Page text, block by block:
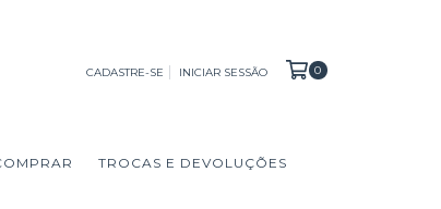
CADASTRE-SE INICIAR SESSÃO 0
TROCAS E DEVOLUÇÕES